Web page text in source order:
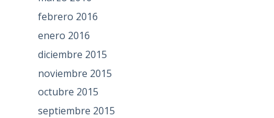
febrero 2016
enero 2016
diciembre 2015
noviembre 2015
octubre 2015
septiembre 2015